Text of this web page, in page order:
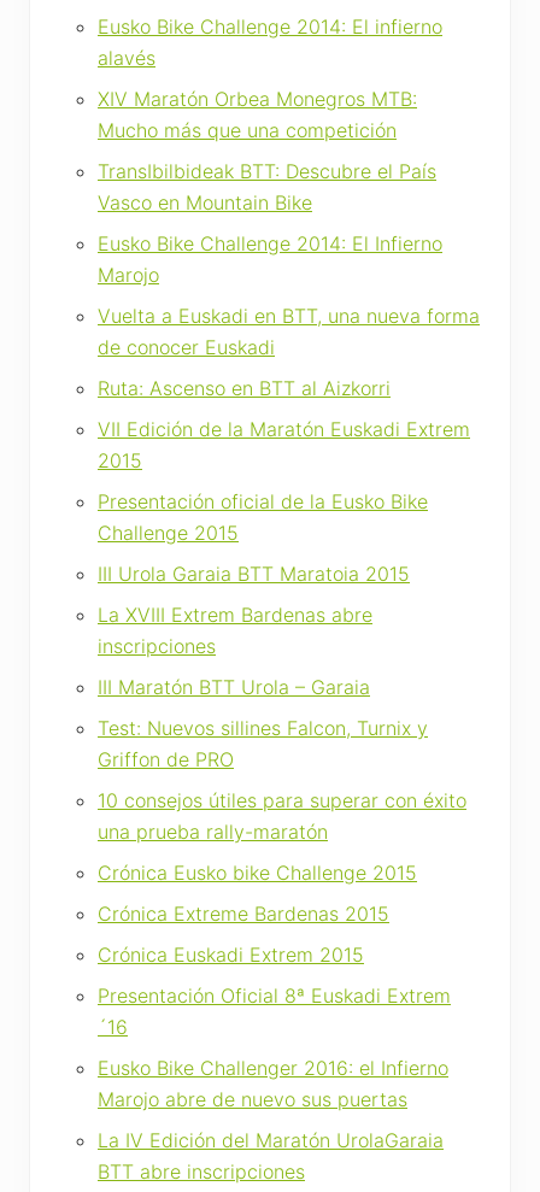
Eusko Bike Challenge 2014: El infierno
alavés
XIV Maratón Orbea Monegros MTB:
Mucho más que una competición
TransIbilbideak BTT: Descubre el País
Vasco en Mountain Bike
Eusko Bike Challenge 2014: El Infierno
Marojo
Vuelta a Euskadi en BTT, una nueva forma
de conocer Euskadi
Ruta: Ascenso en BTT al Aizkorri
VII Edición de la Maratón Euskadi Extrem
2015
Presentación oficial de la Eusko Bike
Challenge 2015
III Urola Garaia BTT Maratoia 2015
La XVIII Extrem Bardenas abre
inscripciones
III Maratón BTT Urola – Garaia
Test: Nuevos sillines Falcon, Turnix y
Griffon de PRO
10 consejos útiles para superar con éxito
una prueba rally-maratón
Crónica Eusko bike Challenge 2015
Crónica Extreme Bardenas 2015
Crónica Euskadi Extrem 2015
Presentación Oficial 8ª Euskadi Extrem
´16
Eusko Bike Challenger 2016: el Infierno
Marojo abre de nuevo sus puertas
La IV Edición del Maratón UrolaGaraia
BTT abre inscripciones